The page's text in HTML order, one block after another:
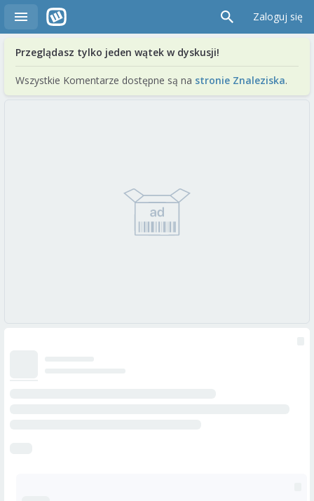
Zaloguj się
Przeglądasz tylko jeden wątek w dyskusji!
Wszystkie Komentarze dostępne są na stronie Znaleziska.